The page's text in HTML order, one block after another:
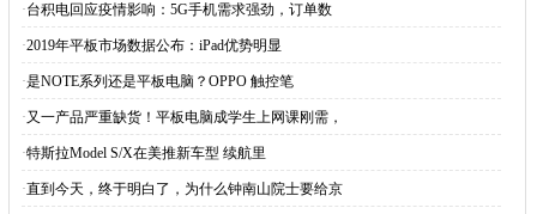
·台积电回应疫情影响：5G手机需求强劲，订单数
·2019年平板市场数据公布：iPad优势明显
·是NOTE系列还是平板电脑？OPPO 触控笔
·又一产品严重缺货！平板电脑成学生上网课刚需，
·特斯拉Model S/X在美推新车型 续航里
·直到今天，终于明白了，为什么钟南山院士要给京